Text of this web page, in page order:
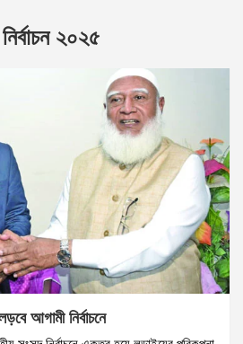
২০২৫
আগামী নির্বাচনে